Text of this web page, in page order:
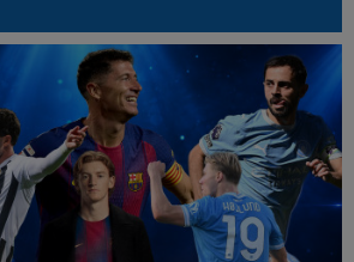
Rapid, a dat în judecată clubul și
Rodri!
întâlnire de gradul zero cu
de la FCSB...
după ce Universitatea